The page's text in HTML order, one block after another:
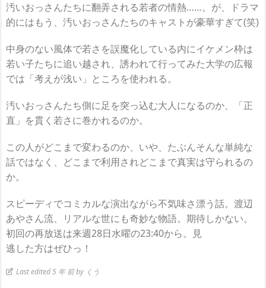
汚いおっさんたちに翻弄される若者の情熱……。が、ドラマ
的にはもう、汚いおっさんたちのキャストが豪華すぎて(笑)
中身のない風体で若さを誤魔化している内にイケメン枠は
若い子たちに追い越され、誘われて行ってみた大学の広報
では「考えが浅い」ところを使われる。
汚いおっさんたち側に足を突っ込む大人になるのか、「正
直」を貫く若さに巻かれるのか。
この人がどこまで変わるのか、いや、たぶんそんな単純な
話ではなく、どこまで利用されどこまで真実は守られるの
か。
スピーディでコミカルな演出ながら不気味さ漂う話。渡辺
あやさん流、リアルな世にも奇妙な物語。期待しかない。
初回の再放送は来週28日水曜の23:40から。見
逃した方はぜひっ！
Last edited 5 年 前 by くう